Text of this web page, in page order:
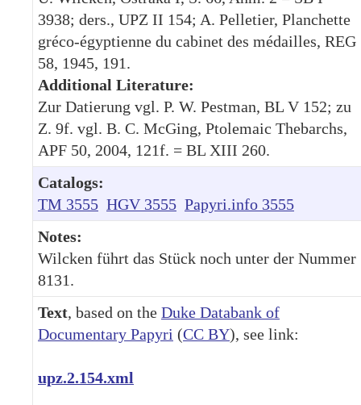
3938; ders., UPZ II 154; A. Pelletier, Planchette
gréco-égyptienne du cabinet des médailles, REG
58, 1945, 191.
Additional Literature:
Zur Datierung vgl. P. W. Pestman, BL V 152; zu
Z. 9f. vgl. B. C. McGing, Ptolemaic Thebarchs,
APF 50, 2004, 121f. = BL XIII 260.
Catalogs:
TM 3555 HGV 3555 Papyri.info 3555
Notes:
Wilcken führt das Stück noch unter der Nummer
8131.
Text, based on the Duke Databank of
Documentary Papyri (CC BY), see link:
upz.2.154.xml